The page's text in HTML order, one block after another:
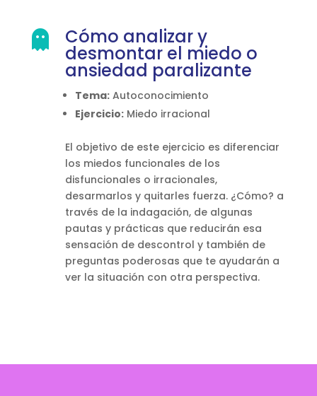
Cómo analizar y
desmontar el miedo o
ansiedad paralizante
Ejercicio: Miedo irracional
El objetivo de este ejercicio es diferenciar
los miedos funcionales de los
disfuncionales o irracionales,
desarmarlos y quitarles fuerza. ¿Cómo? a
través de la indagación, de algunas
pautas y prácticas que reducirán esa
sensación de descontrol y también de